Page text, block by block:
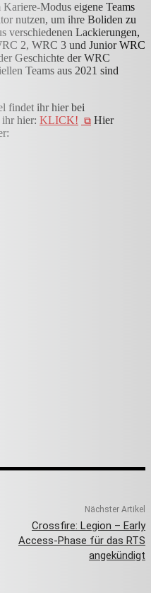
Modus eigene Teams
nutzen, um ihre Boliden zu
verschiedenen Lackierungen,
2, WRC 3 und Junior WRC
Geschichte der WRC
Teams aus 2021 sind
findet ihr hier bei
hier: KLICK!
Hier
Nächster Artikel
Crossfire: Legion – Early
Access-Phase für das RTS
angekündigt